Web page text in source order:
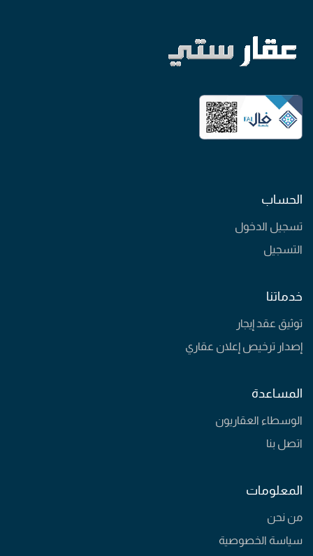
الحساب
تسجيل الدخول
التسجيل
خدماتنا
توثيق عقد إيجار
إصدار ترخيص إعلان عقاري
المساعدة
الوسطاء العقاريون
اتصل بنا
المعلومات
من نحن
سياسة الخصوصية